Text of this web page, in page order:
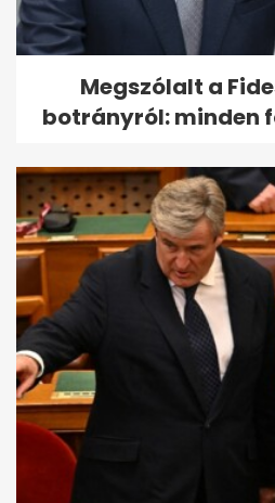
Megszólalt a
botrányról: minden